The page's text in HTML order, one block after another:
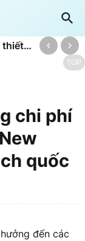
Nhiệt độ xuống -7,2°C, New Zealand thiết lập kỷ lục tiêu thụ điện mới
TOP
chi phí
quốc
đến các